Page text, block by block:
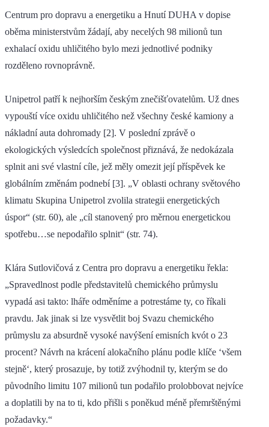
Centrum pro dopravu a energetiku a Hnutí DUHA v dopise
oběma ministerstvům žádají, aby necelých 98 milionů tun
exhalací oxidu uhličitého bylo mezi jednotlivé podniky
rozděleno rovnoprávně.
Unipetrol patří k nejhorším českým znečišťovatelům. Už dnes
vypouští více oxidu uhličitého než všechny české kamiony a
nákladní auta dohromady [2]. V poslední zprávě o
ekologických výsledcích společnost přiznává, že nedokázala
splnit ani své vlastní cíle, jež měly omezit její příspěvek ke
globálním změnám podnebí [3]. „V oblasti ochrany světového
klimatu Skupina Unipetrol zvolila strategii energetických
úspor“ (str. 60), ale „cíl stanovený pro měrnou energetickou
spotřebu…se nepodařilo splnit“ (str. 74).
Klára Sutlovičová z Centra pro dopravu a energetiku řekla:
„Spravedlnost podle představitelů chemického průmyslu
vypadá asi takto: lháře odměníme a potrestáme ty, co říkali
pravdu. Jak jinak si lze vysvětlit boj Svazu chemického
průmyslu za absurdně vysoké navýšení emisních kvót o 23
procent? Návrh na krácení alokačního plánu podle klíče ‘všem
stejně‘, který prosazuje, by totiž zvýhodnil ty, kterým se do
původního limitu 107 milionů tun podařilo prolobbovat nejvíce
a doplatili by na to ti, kdo přišli s poněkud méně přemrštěnými
požadavky.“